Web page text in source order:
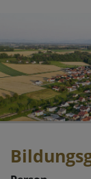
8450